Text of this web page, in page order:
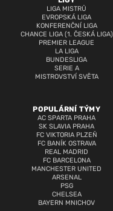
LIGA MISTRŮ
EVROPSKÁ LIGA
KONFERENČNÍ LIGA
CHANCE LIGA (1. ČESKÁ LIGA)
PREMIER LEAGUE
LA LIGA
BUNDESLIGA
SERIE A
MISTROVSTVÍ SVĚTA
POPULÁRNÍ TÝMY
AC SPARTA PRAHA
SK SLAVIA PRAHA
FC VIKTORIA PLZEŇ
FC BANÍK OSTRAVA
REAL MADRID
FC BARCELONA
MANCHESTER UNITED
ARSENAL
PSG
CHELSEA
BAYERN MNICHOV